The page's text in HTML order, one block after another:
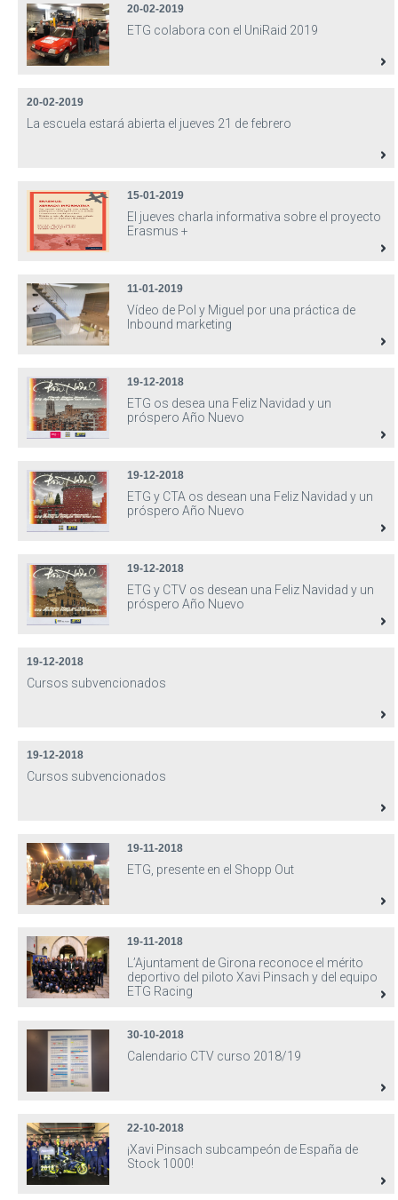
20-02-2019
ETG colabora con el UniRaid 2019
20-02-2019
La escuela estará abierta el jueves 21 de febrero
15-01-2019
El jueves charla informativa sobre el proyecto
Erasmus +
11-01-2019
Vídeo de Pol y Miguel por una práctica de
Inbound marketing
19-12-2018
ETG os desea una Feliz Navidad y un
próspero Año Nuevo
19-12-2018
ETG y CTA os desean una Feliz Navidad y un
próspero Año Nuevo
19-12-2018
ETG y CTV os desean una Feliz Navidad y un
próspero Año Nuevo
19-12-2018
Cursos subvencionados
19-12-2018
Cursos subvencionados
19-11-2018
ETG, presente en el Shopp Out
19-11-2018
L’Ajuntament de Girona reconoce el mérito
deportivo del piloto Xavi Pinsach y del equipo
ETG Racing
30-10-2018
Calendario CTV curso 2018/19
22-10-2018
¡Xavi Pinsach subcampeón de España de
Stock 1000!